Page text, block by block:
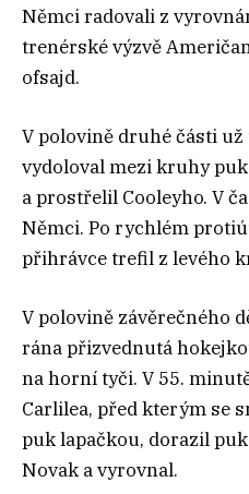
Němci radovali z
trenérské výzvě
ofsajd.
V polovině druhé části
vydoloval mezi kruhy
a prostřelil Cooleyho. V
Němci. Po rychlém
přihrávce trefil z levého
V polovině závěrečného
rána přizvednutá
na horní tyči. V 55.
Carlilea, před kterým se
puk lapačkou, dorazil
Novak a vyrovnal.